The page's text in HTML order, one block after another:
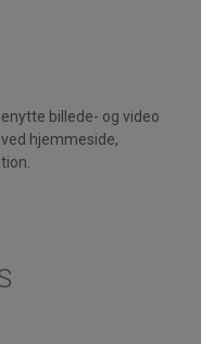
billede- og video
hjemmeside,